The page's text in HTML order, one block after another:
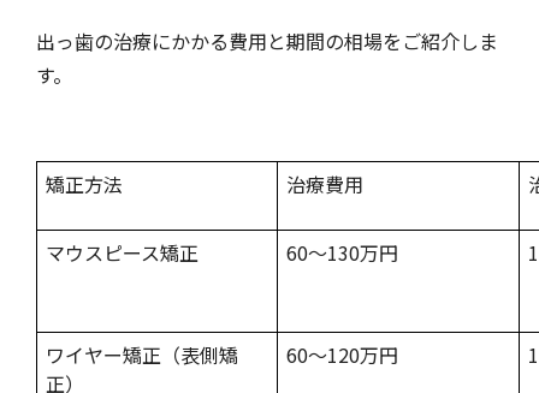
出っ歯の治療にかかる費用と期間の相場をご紹介しま
す。
矯正方法 治療費用
マウスピース矯正 60～130万円
ワイヤー矯正（表側矯
正）
60～120万円